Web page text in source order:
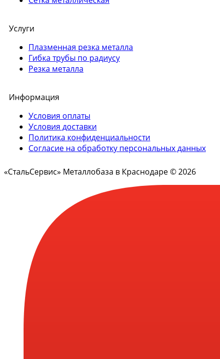
Услуги
Плазменная резка металла
Гибка трубы по радиусу
Резка металла
Информация
Условия оплаты
Условия доставки
Политика конфиденциальности
Согласие на обработку персональных данных
«СтальСервис» Металлобаза в Краснодаре © 2026